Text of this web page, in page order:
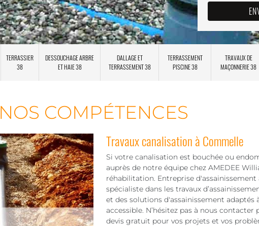
TERRASSIER
38
DESSOUCHAGE ARBRE
ET HAIE 38
DALLAGE ET
TERRASSEMENT 38
TERRASSEMENT
PISCINE 38
TRAVAUX DE
MAÇONNERIE 38
NOS COMPÉTENCES
Travaux canalisation à Commelle
Si votre canalisation est bouchée ou
auprès de notre équipe chez AMEDEE
réhabilitation. Entreprise
spécialiste dans les travaux
et des solutions d'assainissement
accessible. N’hésitez pas à nous
devis gratuit pour vos projets et vos